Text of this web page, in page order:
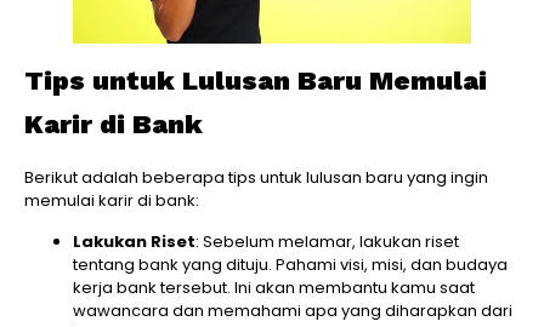
Tips untuk Lulusan Baru Memulai
Karir di Bank
Berikut adalah beberapa tips untuk lulusan baru yang ingin
memulai karir di bank:
Lakukan Riset: Sebelum melamar, lakukan riset
tentang bank yang dituju. Pahami visi, misi, dan budaya
kerja bank tersebut. Ini akan membantu kamu saat
wawancara dan memahami apa yang diharapkan dari